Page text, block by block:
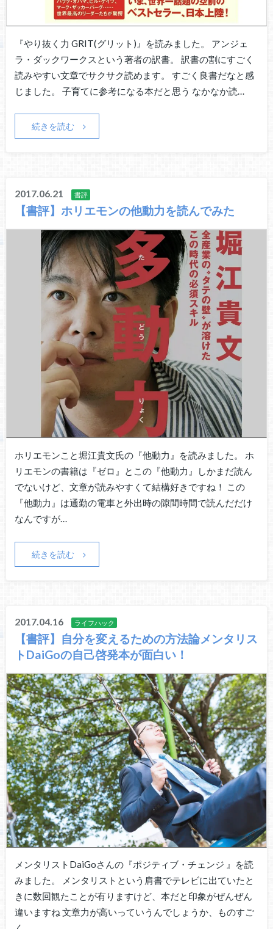
『やり抜く力 GRIT(グリット)』を読みました。 アンジェ
ラ・ダックワークスという著者の訳書。 訳書の割にすごく
読みやすい文章でサクサク読めます。 すごく良書だなと感
じました。 子育てに参考になる本だと思う なかなか読…
続きを読む
2017.06.21 書評
【書評】ホリエモンの他動力を読んでみた
ホリエモンこと堀江貴文氏の『他動力』を読みました。 ホ
リエモンの書籍は『ゼロ』とこの『他動力』しかまだ読ん
でないけど、文章が読みやすくて結構好きですね！ この
『他動力』は通勤の電車と外出時の隙間時間で読んだだけ
なんですが…
続きを読む
2017.04.16 ライフハック
【書評】自分を変えるための方法論メンタリス
トDaiGoの自己啓発本が面白い！
メンタリストDaiGoさんの『ポジティブ・チェンジ 』を読
みました。 メンタリストという肩書でテレビに出ていたと
きに数回観たことが有りますけど、本だと印象がぜんぜん
違いますね 文章力が高いっていうんでしょうか、ものすご